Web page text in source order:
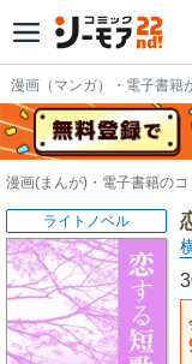
漫画（マンガ）・電子書籍
漫画(まんが)・電子書籍の
ライトノベル